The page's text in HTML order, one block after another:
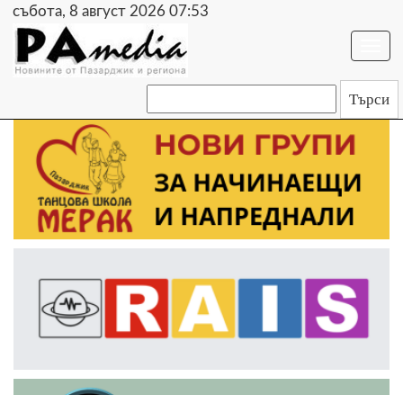
събота, 8 август 2026 07:53